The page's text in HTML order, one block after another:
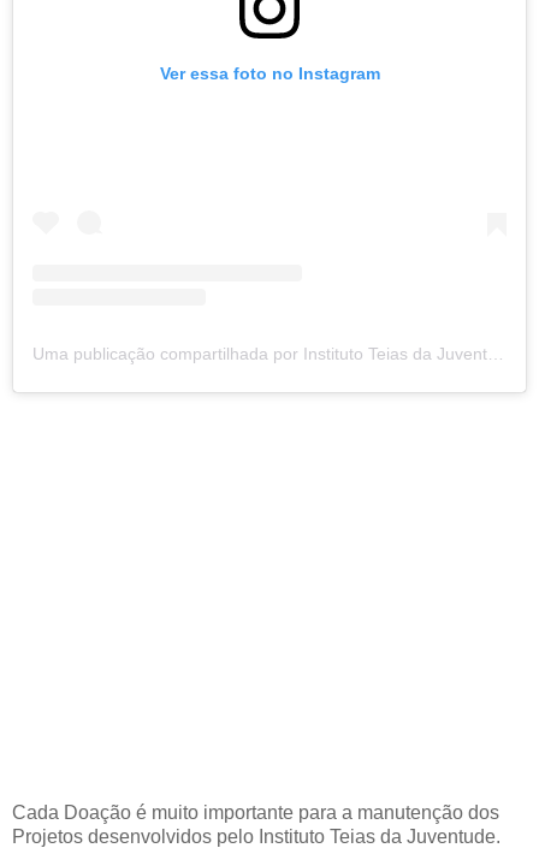
Ver essa foto no Instagram
Cada Doação é muito importante para a manutenção dos
Projetos desenvolvidos pelo Instituto Teias da Juventude.